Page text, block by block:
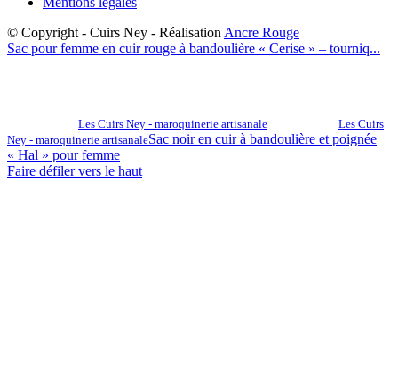
© Copyright - Cuirs Ney - Réalisation Ancre Rouge
Sac pour femme en cuir rouge à bandoulière « Cerise » – tourniq...
Les Cuirs Ney - maroquinerie artisanale
Les Cuirs
Ney - maroquinerie artisanaleSac noir en cuir à bandoulière et poignée
« Hal » pour femme
Faire défiler vers le haut